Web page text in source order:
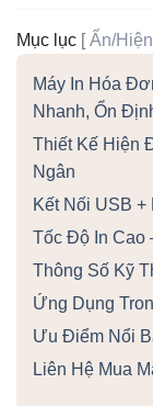
Mục lục [Ẩn/Hiện
Máy In Hóa
Nhanh, Ổn
Thiết Kế Hiện
Ngân
Kết Nối USB +
Tốc Độ In Cao
Thông Số Kỹ
Ứng Dụng
Ưu Điểm Nổi
Liên Hệ Mua